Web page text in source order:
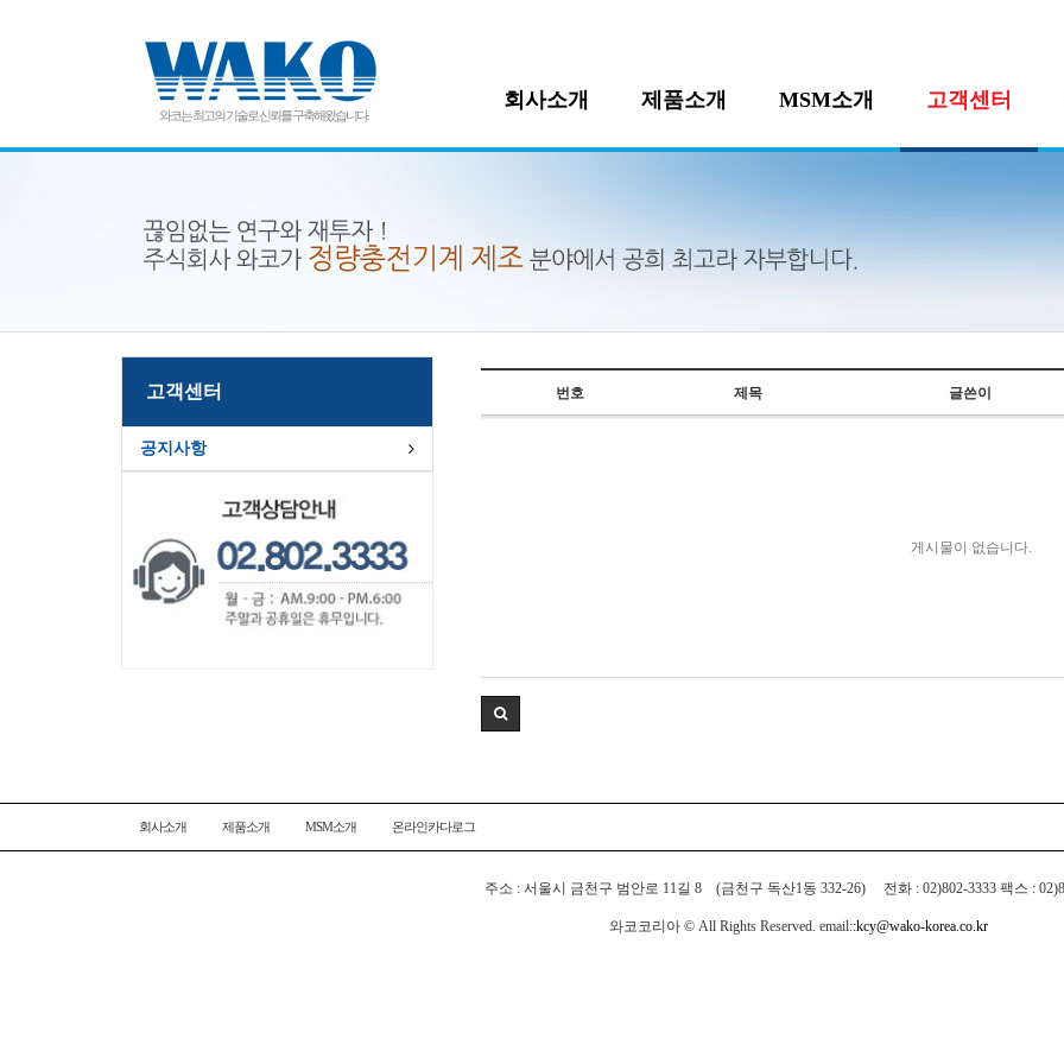
와코는 최고의 기술로 신뢰를 구축해왔습니다.
회사소개 제품소개 MSM소개 고객센터
번호 제목 글쓴이
게시물이 없습니다.
고객센터
공지사항
회사소개 제품소개 MSM소개 온라인카다로그
주소 : 서울시 금천구 범안로 11길 8 (금천구 독산1동 332-26) 전화 : 02)802-3333 팩스 :
와코코리아 © All Rights Reserved. email::kcy@wako-korea.co.kr